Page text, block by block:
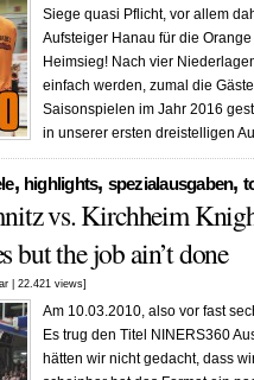
Siege quasi Pflicht, vor allem
Aufsteiger Hanau für die
Heimsieg! Nach vier
einfach werden, zumal die
Saisonspielen im Jahr 2016
in unserer ersten dreistelligen
, highlights, spezialausgaben,
vs. Kirchheim
but the job ain’t done
| 22.421 views]
Am 10.03.2010, also vor fast
Es trug den Titel NINERS360
hätten wir nicht gedacht, dass